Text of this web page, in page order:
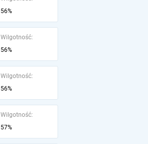
56%
Wilgotność:
56%
Wilgotność:
56%
Wilgotność:
57%